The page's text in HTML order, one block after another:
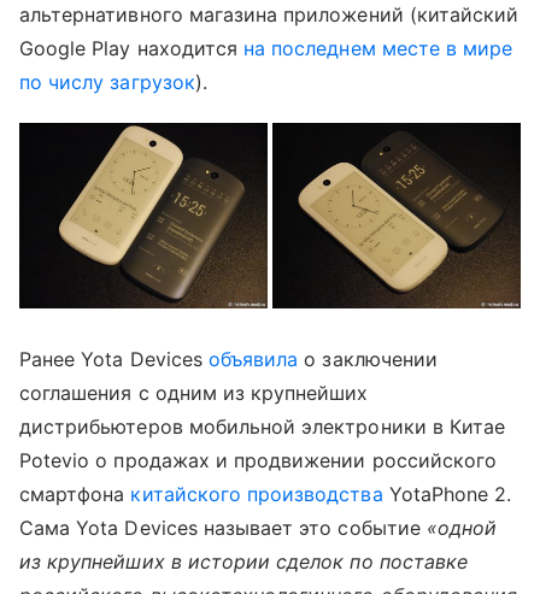
альтернативного магазина приложений (китайский
Google Play находится на последнем месте в мире
по числу загрузок).
Ранее Yota Devices объявила о заключении
соглашения с одним из крупнейших
дистрибьютеров мобильной электроники в Китае
Potevio о продажах и продвижении российского
смартфона китайского производства YotaPhone 2.
Сама Yota Devices называет это событие «одной
из крупнейших в истории сделок по поставке